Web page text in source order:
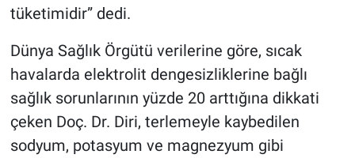
tüketimidir” dedi.
Dünya Sağlık Örgütü verilerine göre, sıcak
havalarda elektrolit dengesizliklerine bağlı
sağlık sorunlarının yüzde 20 arttığına dikkati
çeken Doç. Dr. Diri, terlemeyle kaybedilen
sodyum, potasyum ve magnezyum gibi